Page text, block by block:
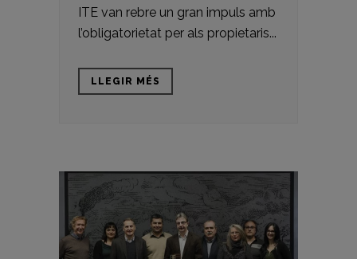
ITE van rebre un gran impuls amb
l’obligatorietat per als propietaris...
LLEGIR MÉS